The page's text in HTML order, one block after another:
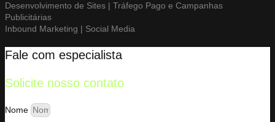
Desenvolvimento de Sites | Tráfego Pago e Campanhas
Publicitárias
Inbound Marketing | Social Media
Fale com especialista
Solicite nosso contato
Nome